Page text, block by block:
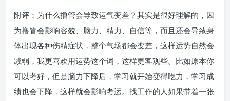
附评：为什么撸管会导致运气变差？其实是很好理解的，因
为撸管会影响容貌、脑力、精力、自信等，而且还会导致身
体出现各种伤精症状，整个气场都会变差，这样运势自然会
减弱，我更喜欢用运势这个词，这样更客观些。比如原本你
可以考好，但是脑力下降后，学习就开始变得吃力，学习成
绩也会下降，这样就会影响考运。找工作的人如果带着一张